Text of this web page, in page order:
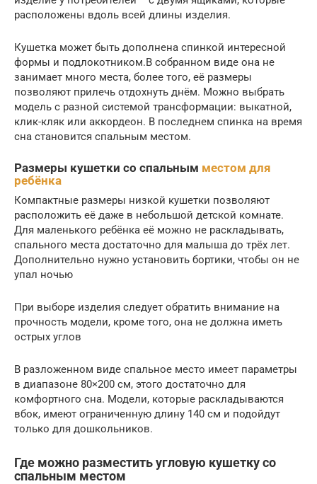
расположены вдоль всей длины изделия.
Кушетка может быть дополнена спинкой интересной
формы и подлокотником.В собранном виде она не
занимает много места, более того, её размеры
позволяют прилечь отдохнуть днём. Можно выбрать
модель с разной системой трансформации: выкатной,
клик-кляк или аккордеон. В последнем спинка на время
сна становится спальным местом.
Размеры кушетки со спальным местом для
ребёнка
Компактные размеры низкой кушетки позволяют
расположить её даже в небольшой детской комнате.
Для маленького ребёнка её можно не раскладывать,
спального места достаточно для малыша до трёх лет.
Дополнительно нужно установить бортики, чтобы он не
упал ночью
При выборе изделия следует обратить внимание на
прочность модели, кроме того, она не должна иметь
острых углов
В разложенном виде спальное место имеет параметры
в диапазоне 80×200 см, этого достаточно для
комфортного сна. Модели, которые раскладываются
вбок, имеют ограниченную длину 140 см и подойдут
только для дошкольников.
Где можно разместить угловую кушетку со
спальным местом